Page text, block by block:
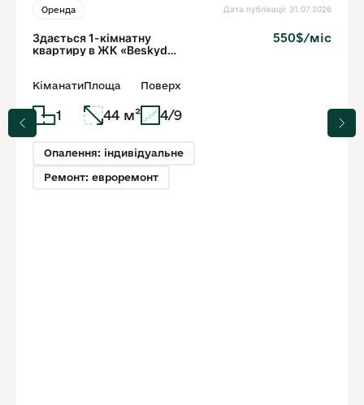
Оренда Дата публікації: 31.07.2026
Здається 1-кімнатну
квартиру в ЖК «Beskyd»
550$/міс
Кіманати
1
Площа
44 м²
Поверх
4/9
Опалення: індивідуальне
Ремонт: евроремонт